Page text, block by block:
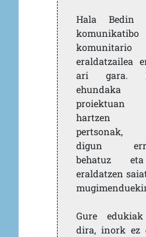
Hala Bedin
eraldatzailea
ari gara.
hartzen
pertsonak,
digun
behatuz
eraldatzen
Gure
dira, inork ez